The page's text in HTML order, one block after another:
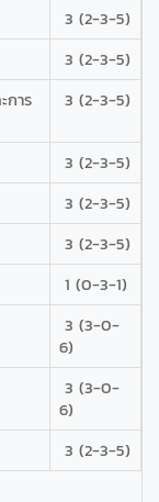
3 (2-3-5)
3 (2-3-5)
การ
3 (2-3-5)
3 (2-3-5)
3 (2-3-5)
3 (2-3-5)
1 (0-3-1)
3 (3-0-
6)
3 (3-0-
6)
3 (2-3-5)